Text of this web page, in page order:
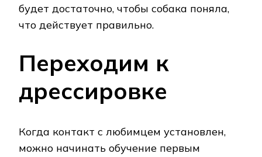
будет достаточно, чтобы собака поняла,
что действует правильно.
Переходим к
дрессировке
Когда контакт с любимцем установлен,
можно начинать обучение первым